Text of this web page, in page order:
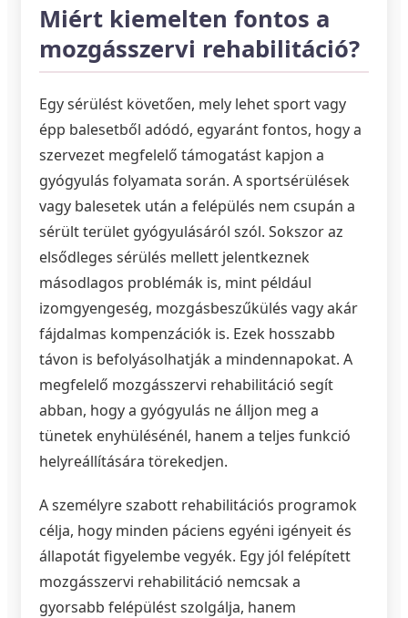
Miért kiemelten fontos a
mozgásszervi rehabilitáció?
Egy sérülést követően, mely lehet sport vagy
épp balesetből adódó, egyaránt fontos, hogy a
szervezet megfelelő támogatást kapjon a
gyógyulás folyamata során. A sportsérülések
vagy balesetek után a felépülés nem csupán a
sérült terület gyógyulásáról szól. Sokszor az
elsődleges sérülés mellett jelentkeznek
másodlagos problémák is, mint például
izomgyengeség, mozgásbeszűkülés vagy akár
fájdalmas kompenzációk is. Ezek hosszabb
távon is befolyásolhatják a mindennapokat. A
megfelelő mozgásszervi rehabilitáció segít
abban, hogy a gyógyulás ne álljon meg a
tünetek enyhülésénél, hanem a teljes funkció
helyreállítására törekedjen.
A személyre szabott rehabilitációs programok
célja, hogy minden páciens egyéni igényeit és
állapotát figyelembe vegyék. Egy jól felépített
mozgásszervi rehabilitáció nemcsak a
gyorsabb felépülést szolgálja, hanem